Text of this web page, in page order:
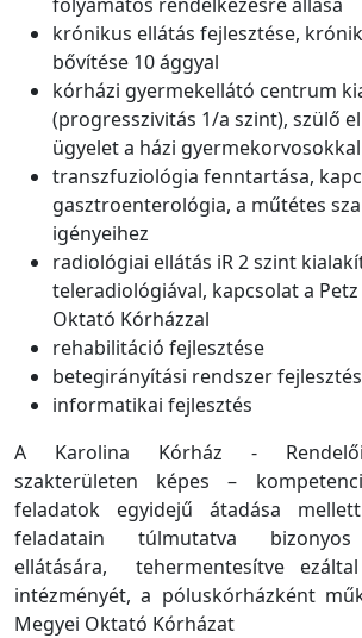
krónikus ellátás fejlesztése,
bővítése 10 ággyal
kórházi gyermekellátó centrum
(progresszivitás 1/a szint), szülő
ügyelet a házi gyermekorvosokkal
transzfuziológia fenntartása,
gasztroenterológia, a műtétes
igényeihez
radiológiai ellátás iR 2 szint
teleradiológiával, kapcsolat a
Oktató Kórházzal
rehabilitáció fejlesztése
betegirányítási rendszer
informatikai fejlesztés
A Karolina Kórház -
szakterületen képes –
feladatok egyidejű átadása
feladatain túlmutatva bizonyos
ellátására, tehermentesítve
intézményét, a póluskórházként
Megyei Oktató Kórházat